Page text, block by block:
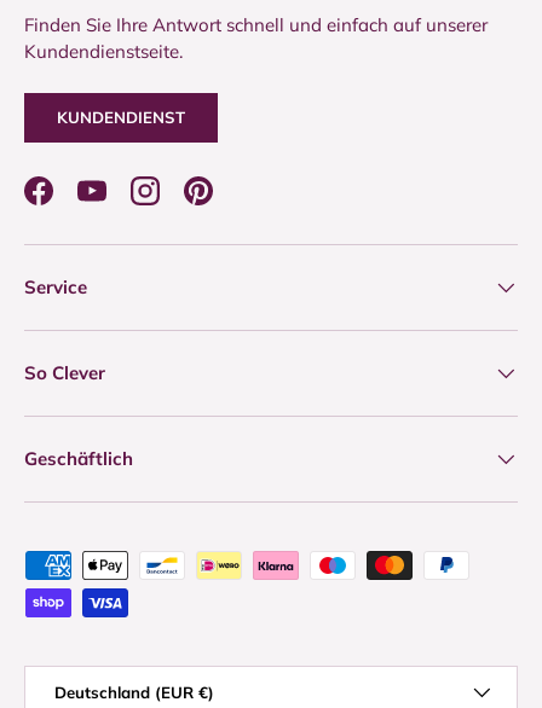
Finden Sie Ihre Antwort schnell und einfach auf unserer
Kundendienstseite.
KUNDENDIENST
FacebookYouTubeInstagramPinterest
Service
So Clever
Geschäftlich
Zahlungsmethoden
Deutschland (EUR €)